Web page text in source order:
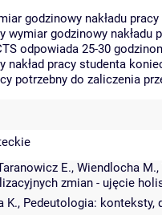
godzinowy nakładu
wymiar godzinowy nakładu
odpowiada 25-30
nakład pracy studenta
potrzebny do zaliczenia
E., Wiendlocha
zmian - ujęcie
K., Pedeutologia: konteksty,